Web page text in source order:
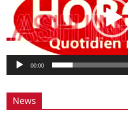
00:00
News